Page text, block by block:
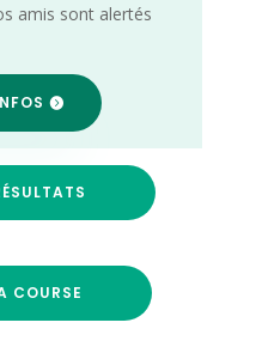
amis sont alertés
COURSE